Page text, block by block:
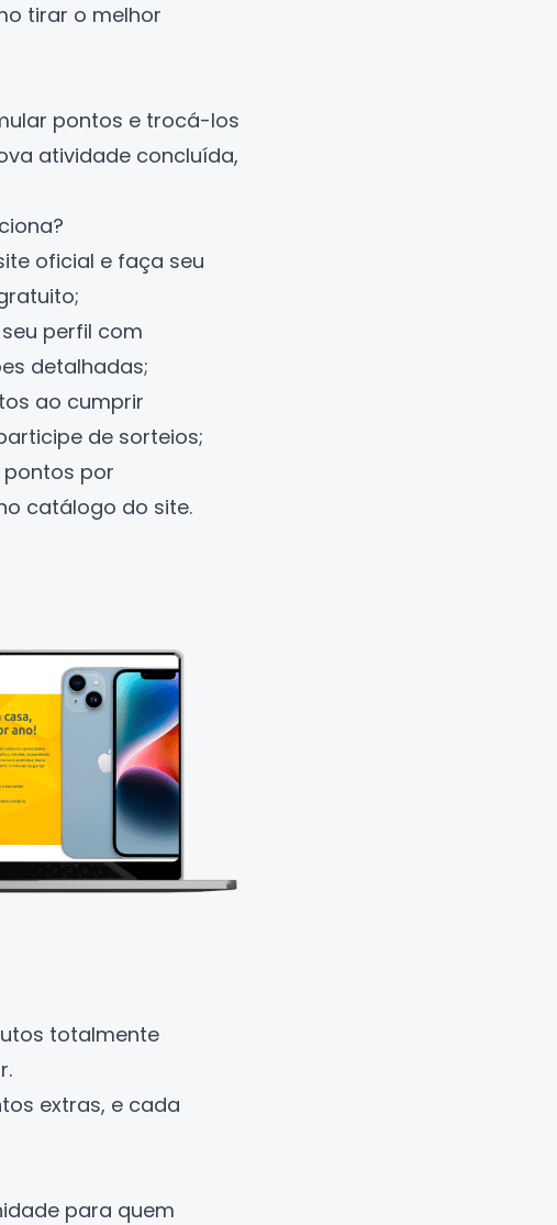
tirar o melhor
pontos e trocá-los
atividade concluída,
oficial e faça seu
perfil com
detalhadas;
ao cumprir
de sorteios;
pontos por
catálogo do site.
totalmente
extras, e cada
para quem